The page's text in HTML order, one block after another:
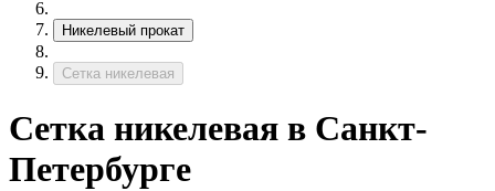
Никелевый прокат
Сетка никелевая
Сетка никелевая в Санкт-
Петербурге